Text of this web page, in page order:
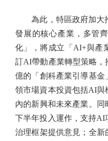
為此，特區政府加大
發展的核心產業，多管
化」，將成立「AI+與產
訂AI帶動產業轉型策略
億的「創科產業引導基金
領市場資本投資包括AI與
內的新興和未來產業。
下半年投入運作，支持AI
治理框架提供意見；全新